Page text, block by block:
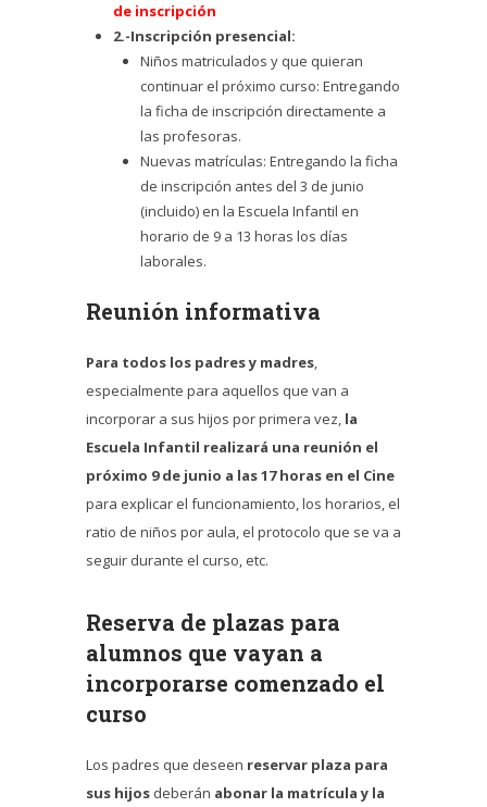
de inscripción
2.-Inscripción presencial:
Niños matriculados y que quieran
continuar el próximo curso: Entregando
la ficha de inscripción directamente a
las profesoras.
Nuevas matrículas: Entregando la ficha
de inscripción antes del 3 de junio
(incluido) en la Escuela Infantil en
horario de 9 a 13 horas los días
laborales.
Reunión informativa
Para todos los padres y madres,
especialmente para aquellos que van a
incorporar a sus hijos por primera vez, la
Escuela Infantil realizará una reunión el
próximo 9 de junio a las 17 horas en el Cine
para explicar el funcionamiento, los horarios, el
ratio de niños por aula, el protocolo que se va a
seguir durante el curso, etc.
Reserva de plazas para
alumnos que vayan a
incorporarse comenzado el
curso
Los padres que deseen reservar plaza para
sus hijos deberán abonar la matrícula y la